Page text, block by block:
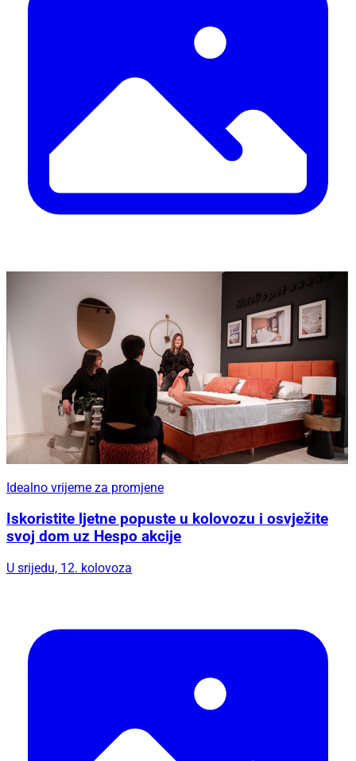
Idealno vrijeme za promjene
Iskoristite ljetne popuste u kolovozu i osvježite
svoj dom uz Hespo akcije
U srijedu, 12. kolovoza